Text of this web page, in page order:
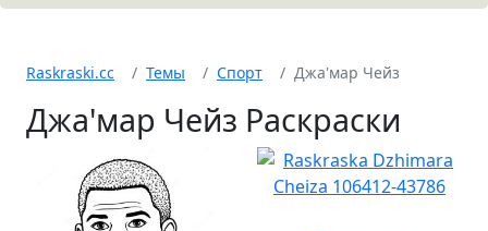
Raskraski.cc Темы Спорт Джа'мар Чейз
Джа'мар Чейз Раскраски